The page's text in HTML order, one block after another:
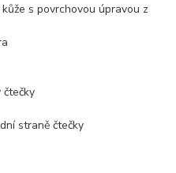
s povrchovou úpravou z
čtečky
straně čtečky